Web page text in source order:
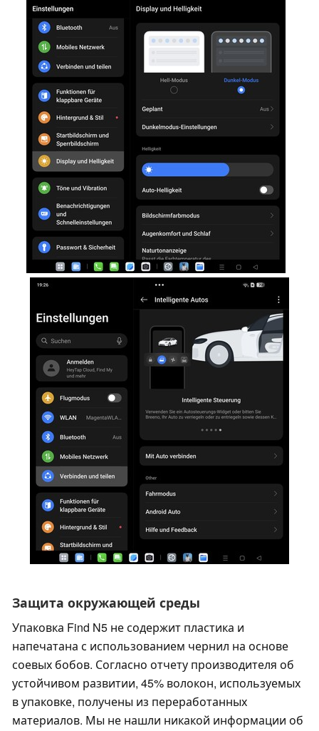
Защита окружающей среды
Упаковка Find N5 не содержит пластика и
напечатана с использованием чернил на основе
соевых бобов. Согласно отчету производителя об
устойчивом развитии, 45% волокон, используемых
в упаковке, получены из переработанных
материалов. Мы не нашли никакой информации об